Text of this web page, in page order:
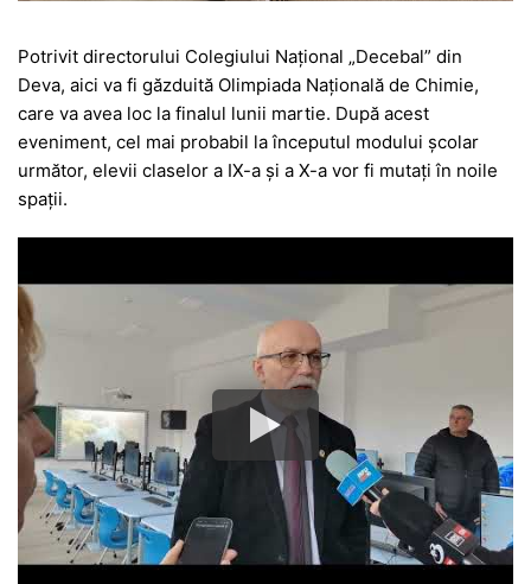
Potrivit directorului Colegiului Național „Decebal” din
Deva, aici va fi găzduită Olimpiada Națională de Chimie,
care va avea loc la finalul lunii martie. După acest
eveniment, cel mai probabil la începutul modului școlar
următor, elevii claselor a IX-a și a X-a vor fi mutați în noile
spații.